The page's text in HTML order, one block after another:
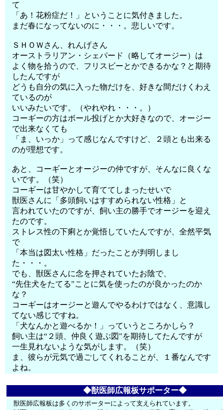
て
「あ！花粉症だ！」ということに気付きました。
まだ春になってないのに・・・。悲しいです。
ＳＨＯＷさん、れんげさん
オーストラリアン・シェパード（略してオージー）は
よく物を拾うので、フリスビーとかできるかな？と期待
したんですが
どうも自分の気に入った物だけを、好きな間だけくわえ
ているのが
いいみたいです。（やれやれ・・・。）
コーギーの方はボール投げとか大好きなので、オージー
で出来なくても
「ま、いっか」って感じなんですけど、２頭とも出来る
のが理想です。
あと、コーギーとオージーの仲ですが、そんなに良くな
いです。（笑）
コーギーは甘やかして育ててしまったせいで
獣医さんに「多頭飼いはすすめられない性格」と
言われていたのですが、飼い主の勝手でオージーを迎え
たのです。
ストレス性の下痢とか覚悟していたんですが、全然平気
で
「本当は図太い性格」だったことが判明しまし
た・・・。
でも、獣医さんに念を押されていたお陰で、
“先住犬をたてる"ことに気を使ったのが良かったのか
な？
コーギーはオージーと遊んでやるわけではなく、意識し
てない感じですね。
「犬なんかと遊べるか！」っていうところかしら？
飼い主は“２頭、仲良く遊ぶ図"を期待してたんですが
一生見れないような気がします。（笑）
ま、彼らが元気で過ごしてくれることが、１番なんです
よね。
◆獣医師広報板サポーター◆
獣医師広報板は多くのサポーターによって支えられています。